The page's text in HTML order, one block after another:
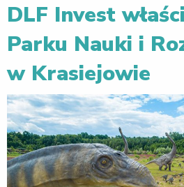
DLF Invest
Parku Nauki i
w Krasiejowie